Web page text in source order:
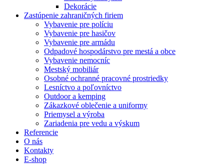
Dekorácie
Zastúpenie zahraničných firiem
Vybavenie pre políciu
Vybavenie pre hasičov
Vybavenie pre armádu
Odpadové hospodárstvo pre mestá a obce
Vybavenie nemocníc
Mestský mobiliár
Osobné ochranné pracovné prostriedky
Lesníctvo a poľovníctvo
Outdoor a kemping
Zákazkové oblečenie a uniformy
Priemysel a výroba
Zariadenia pre vedu a výskum
Referencie
O nás
Kontakty
E-shop